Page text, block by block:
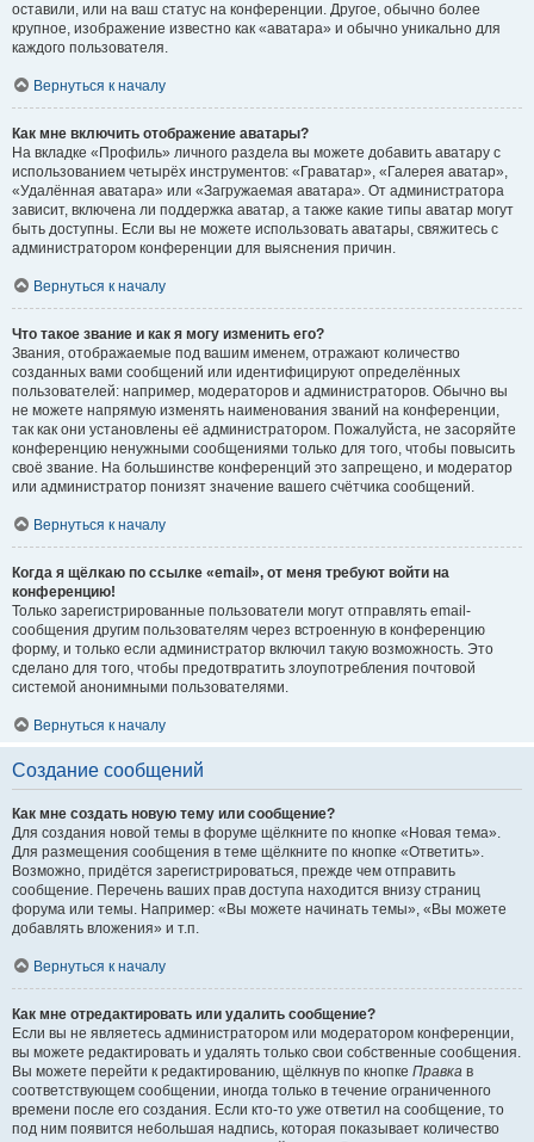
оставили, или на ваш статус на конференции. Другое, обычно более
крупное, изображение известно как «аватара» и обычно уникально для
каждого пользователя.
Вернуться к началу
Как мне включить отображение аватары?
На вкладке «Профиль» личного раздела вы можете добавить аватару с
использованием четырёх инструментов: «Граватар», «Галерея аватар»,
«Удалённая аватара» или «Загружаемая аватара». От администратора
зависит, включена ли поддержка аватар, а также какие типы аватар могут
быть доступны. Если вы не можете использовать аватары, свяжитесь с
администратором конференции для выяснения причин.
Вернуться к началу
Что такое звание и как я могу изменить его?
Звания, отображаемые под вашим именем, отражают количество
созданных вами сообщений или идентифицируют определённых
пользователей: например, модераторов и администраторов. Обычно вы
не можете напрямую изменять наименования званий на конференции,
так как они установлены её администратором. Пожалуйста, не засоряйте
конференцию ненужными сообщениями только для того, чтобы повысить
своё звание. На большинстве конференций это запрещено, и модератор
или администратор понизят значение вашего счётчика сообщений.
Вернуться к началу
Когда я щёлкаю по ссылке «email», от меня требуют войти на
конференцию!
Только зарегистрированные пользователи могут отправлять email-
сообщения другим пользователям через встроенную в конференцию
форму, и только если администратор включил такую возможность. Это
сделано для того, чтобы предотвратить злоупотребления почтовой
системой анонимными пользователями.
Вернуться к началу
Создание сообщений
Как мне создать новую тему или сообщение?
Для создания новой темы в форуме щёлкните по кнопке «Новая тема».
Для размещения сообщения в теме щёлкните по кнопке «Ответить».
Возможно, придётся зарегистрироваться, прежде чем отправить
сообщение. Перечень ваших прав доступа находится внизу страниц
форума или темы. Например: «Вы можете начинать темы», «Вы можете
добавлять вложения» и т.п.
Вернуться к началу
Как мне отредактировать или удалить сообщение?
Если вы не являетесь администратором или модератором конференции,
вы можете редактировать и удалять только свои собственные сообщения.
Вы можете перейти к редактированию, щёлкнув по кнопке Правка в
соответствующем сообщении, иногда только в течение ограниченного
времени после его создания. Если кто-то уже ответил на сообщение, то
под ним появится небольшая надпись, которая показывает количество